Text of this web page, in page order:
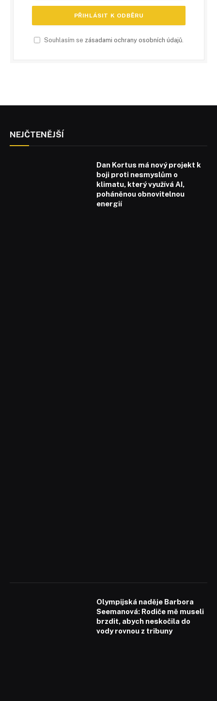
Souhlasím se zásadami ochrany osobních údajů
NEJČTENĚJŠÍ
Dan Kortus má nový projekt k
boji proti nesmyslům o
klimatu, který využívá AI,
poháněnou obnovitelnou
energií
Olympijská naděje Barbora
Seemanová: Rodiče mě museli
brzdit, abych neskočila do
vody rovnou z tribuny